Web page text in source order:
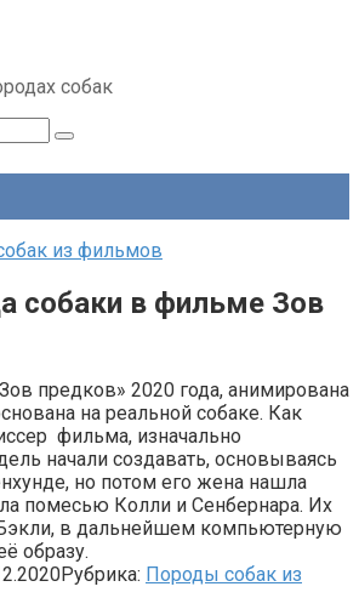
собак
из фильмов
собаки в фильме Зов
предков» 2020 года, анимирована
на реальной собаке. Как
фильма, изначально
начали создавать, основываясь
но потом его жена нашла
помесью Колли и Сенбернара. Их
в дальнейшем компьютерную
образу.
Рубрика: Породы собак из